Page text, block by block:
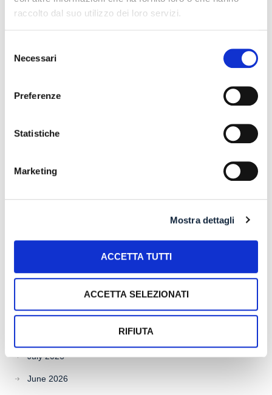
raccolto dal suo utilizzo dei loro servizi.
delNecessari
Preferenze
Statistiche
Marketing
Mostra dettagli
ACCETTA TUTTI
ACCETTA SELEZIONATI
RIFIUTA
RISTRUTTURAZIONE DEI DEBITI DEL CONSUMATORE
PRECEDENTE ATTIVITA’
SANITARI – Gestione della gravidanza ed omessa diagnosi
IL PAGAMENTO DEL MUTUO DELLA CASA FAMILIARE
TRA OBBLIGAZIONE NATURALE E ARRICCHIMENTO
DELLA PROPORZIONALITÀ
July 2026
June 2026